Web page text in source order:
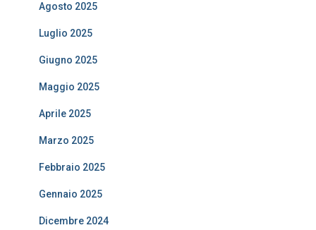
Agosto 2025
Luglio 2025
Giugno 2025
Maggio 2025
Aprile 2025
Marzo 2025
Febbraio 2025
Gennaio 2025
Dicembre 2024